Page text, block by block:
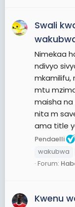
Swali
Nimekaa
ndivyo
mkamilifu,
mtu
maisha
nita m
ama title
Pendaelli
wakubwa
Forum:
Kwenu